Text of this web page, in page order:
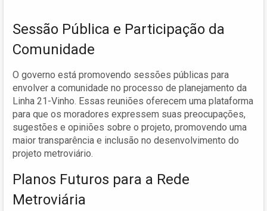
Sessão Pública e Participação da
Comunidade
O governo está promovendo sessões públicas para
envolver a comunidade no processo de planejamento da
Linha 21-Vinho. Essas reuniões oferecem uma plataforma
para que os moradores expressem suas preocupações,
sugestões e opiniões sobre o projeto, promovendo uma
maior transparência e inclusão no desenvolvimento do
projeto metroviário.
Planos Futuros para a Rede
Metroviária